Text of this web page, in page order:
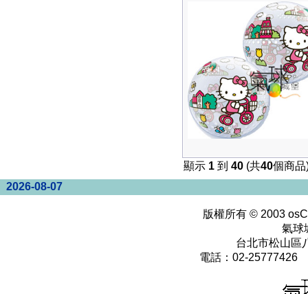
顯示 1 到 40 (共40個商品
2026-08-07
版權所有 © 2003
氣球
台北市松山區
電話：02-25777426